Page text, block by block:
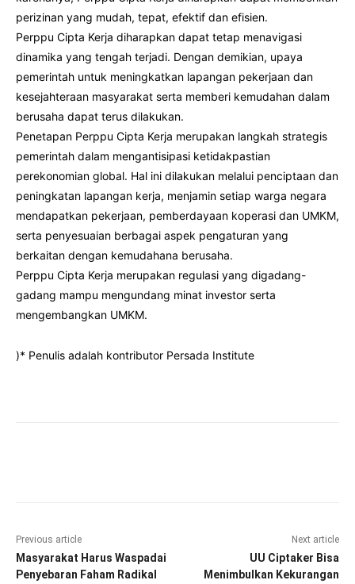
perizinan yang mudah, tepat, efektif dan efisien.
Perppu Cipta Kerja diharapkan dapat tetap menavigasi
dinamika yang tengah terjadi. Dengan demikian, upaya
pemerintah untuk meningkatkan lapangan pekerjaan dan
kesejahteraan masyarakat serta memberi kemudahan dalam
berusaha dapat terus dilakukan.
Penetapan Perppu Cipta Kerja merupakan langkah strategis
pemerintah dalam mengantisipasi ketidakpastian
perekonomian global. Hal ini dilakukan melalui penciptaan dan
peningkatan lapangan kerja, menjamin setiap warga negara
mendapatkan pekerjaan, pemberdayaan koperasi dan UMKM,
serta penyesuaian berbagai aspek pengaturan yang
berkaitan dengan kemudahana berusaha.
Perppu Cipta Kerja merupakan regulasi yang digadang-
gadang mampu mengundang minat investor serta
mengembangkan UMKM.
)* Penulis adalah kontributor Persada Institute
Previous article
Masyarakat Harus Waspadai
Penyebaran Faham Radikal
Next article
UU Ciptaker Bisa
Menimbulkan Kekurangan